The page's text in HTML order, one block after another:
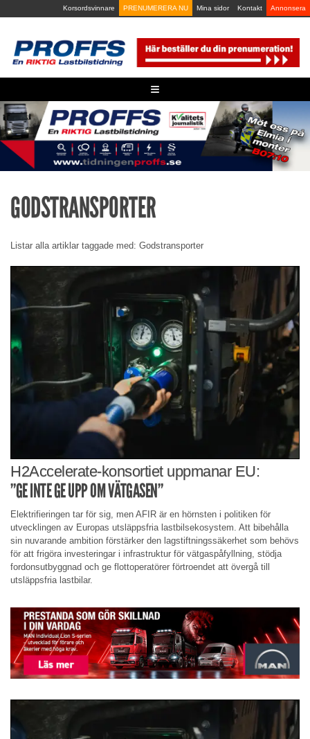
to
Korsordsvinnare PRENUMERERA NU Mina sidor Kontakt Annonsera
≡
GODSTRANSPORTER
Listar alla artiklar taggade med: Godstransporter
H2Accelerate-konsortiet uppmanar EU:
”GE INTE GE UPP OM VÄTGASEN”
Elektrifieringen tar för sig, men AFIR är en hörnsten i politiken för
utvecklingen av Europas utsläppsfria lastbilsekosystem. Att bibehålla
sin nuvarande ambition förstärker den lagstiftningssäkerhet som behövs
för att frigöra investeringar i infrastruktur för vätgaspåfyllning, stödja
fordonsutbyggnad och ge flottoperatörer förtroendet att övergå till
utsläppsfria lastbilar.